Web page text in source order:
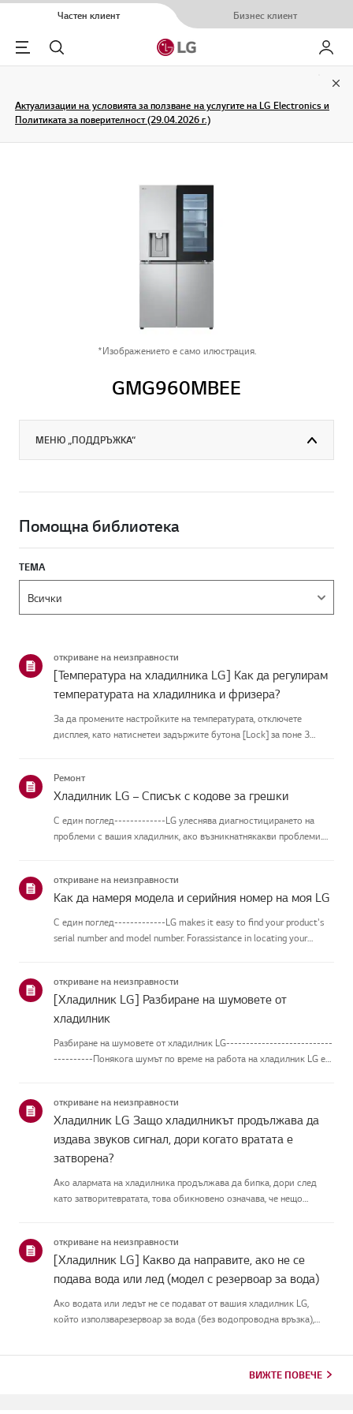
Частен клиент Бизнес клиент
Menu
Търсене Моят
Актуализации на условията за ползване на услугите на LG Electronics и
Политиката за поверителност (29.04.2026 г.)
*Изображението е само илюстрация.
GMG960MBEE
МЕНЮ „ПОДДРЪЖКА“
Помощна библиотека
ТЕМА
откриване на неизправности
[Температура на хладилника LG] Как да регулирам
температурата на хладилника и фризера?
За да промените настройките на температурата, отключете
дисплея, като натиснетеи задържите бутона [Lock] за поне 3
настроите ...
Ремонт
Хладилник LG – Списък с кодове за грешки
С един поглед-------------LG улеснява диагностицирането на
проблеми с вашия хладилник, ако възникнатнякакви проблеми.
които могат да п...
откриване на неизправности
Как да намеря модела и серийния номер на моя LG
С един поглед-------------LG makes it easy to find your product's
serial number and model number. Forassistance in locating your
откриване на неизправности
[Хладилник LG] Разбиране на шумовете от
хладилник
Разбиране на шумовете от хладилник LG---------------------------
----------Понякога шумът по време на работа на хладилник LG е
откриване на неизправности
Хладилник LG Защо хладилникът продължава да
издава звуков сигнал, дори когато вратата е
затворена?
Ако алармата на хладилника продължава да бипка, дори след
като затворитевратата, това обикновено означава, че нещо
храните...
откриване на неизправности
[Хладилник LG] Какво да направите, ако не се
подава вода или лед (модел с резервоар за вода)
Ако водата или ледът не се подават от вашия хладилник LG,
който използварезервоар за вода (без водопроводна връзка),
ВИЖТЕ ПОВЕЧЕ